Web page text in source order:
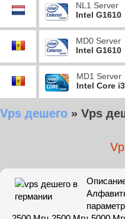
NL1 Server
Intel G1610
MD0 Server
Intel G1610
MD1 Server
Intel Core
Vps дешего » Vps